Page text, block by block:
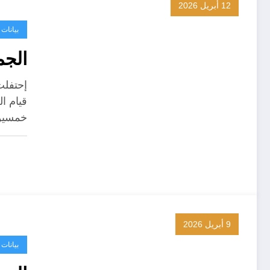
12 أبريل 2026
بيانات
قيام
9 أبريل 2026
بيانات